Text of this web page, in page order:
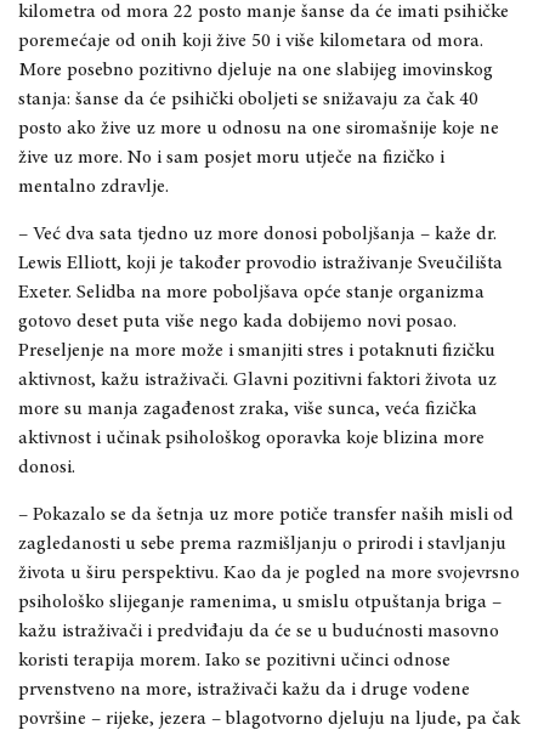
kilometra od mora 22 posto manje šanse da će imati psihičke
poremećaje od onih koji žive 50 i više kilometara od mora.
More posebno pozitivno djeluje na one slabijeg imovinskog
stanja: šanse da će psihički oboljeti se snižavaju za čak 40
posto ako žive uz more u odnosu na one siromašnije koje ne
žive uz more. No i sam posjet moru utječe na fizičko i
mentalno zdravlje.
– Već dva sata tjedno uz more donosi poboljšanja – kaže dr.
Lewis Elliott, koji je također provodio istraživanje Sveučilišta
Exeter. Selidba na more poboljšava opće stanje organizma
gotovo deset puta više nego kada dobijemo novi posao.
Preseljenje na more može i smanjiti stres i potaknuti fizičku
aktivnost, kažu istraživači. Glavni pozitivni faktori života uz
more su manja zagađenost zraka, više sunca, veća fizička
aktivnost i učinak psihološkog oporavka koje blizina more
donosi.
– Pokazalo se da šetnja uz more potiče transfer naših misli od
zagledanosti u sebe prema razmišljanju o prirodi i stavljanju
života u širu perspektivu. Kao da je pogled na more svojevrsno
psihološko slijeganje ramenima, u smislu otpuštanja briga –
kažu istraživači i predviđaju da će se u budućnosti masovno
koristi terapija morem. Iako se pozitivni učinci odnose
prvenstveno na more, istraživači kažu da i druge vodene
površine – rijeke, jezera – blagotvorno djeluju na ljude, pa čak